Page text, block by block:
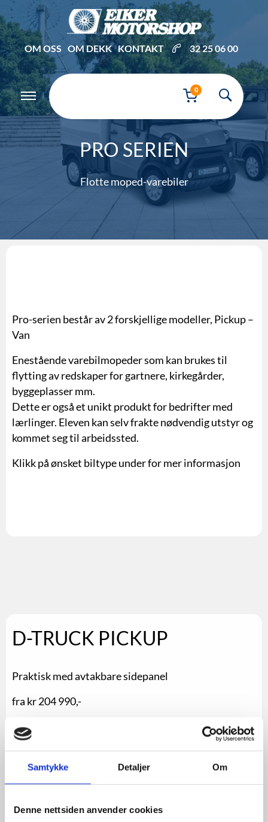
Samtykke Detaljer Om
Denne nettsiden anvender cookies
PRO SERIEN
Flotte moped-varebiler
OM OSS OM DEKK KONTAKT 32 25 06 00
0
Pro-serien består av 2 forskjellige modeller, Pickup –
Van
Enestående varebilmopeder som kan brukes til
flytting av redskaper for gartnere, kirkegårder,
byggeplasser mm.
Dette er også et unikt produkt for bedrifter med
lærlinger. Eleven kan selv frakte nødvendig utstyr og
kommet seg til arbeidssted.
Klikk på ønsket biltype under for mer informasjon
D-TRUCK PICKUP
Praktisk med avtakbare sidepanel
fra kr 204 990,-